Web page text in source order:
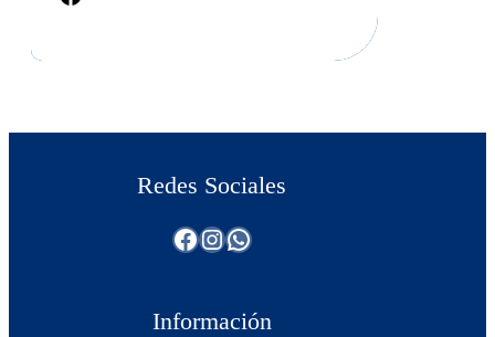
Redes Sociales
Facebook InstagramWhatsApp
Información